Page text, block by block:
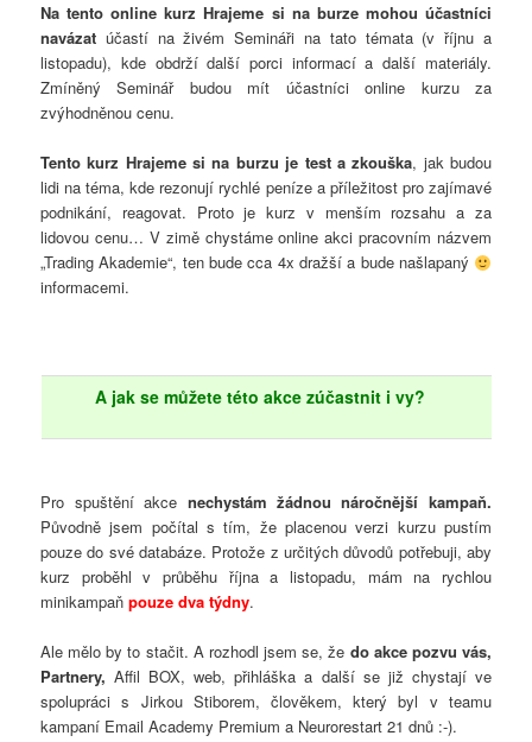
Na tento online kurz Hrajeme si na burze mohou účastníci
navázat účastí na živém Semináři na tato témata (v říjnu a
listopadu), kde obdrží další porci informací a další materiály.
Zmíněný Seminář budou mít účastníci online kurzu za
zvýhodněnou cenu.
Tento kurz Hrajeme si na burzu je test a zkouška, jak budou
lidi na téma, kde rezonují rychlé peníze a příležitost pro zajímavé
podnikání, reagovat. Proto je kurz v menším rozsahu a za
lidovou cenu… V zimě chystáme online akci pracovním názvem
„Trading Akademie“, ten bude cca 4x dražší a bude našlapaný
informacemi.
A jak se můžete této akce zúčastnit i vy?
Pro spuštění akce nechystám žádnou náročnější kampaň.
Původně jsem počítal s tím, že placenou verzi kurzu pustím
pouze do své databáze. Protože z určitých důvodů potřebuji, aby
kurz proběhl v průběhu října a listopadu, mám na rychlou
minikampaňpouze dva týdny.
Ale mělo by to stačit. A rozhodl jsem se, že do akce pozvu vás,
Partnery, Affil BOX, web, přihláška a další se již chystají ve
spolupráci s Jirkou Stiborem, člověkem, který byl v teamu
kampaní Email Academy Premium a Neurorestart 21 dnů :-).